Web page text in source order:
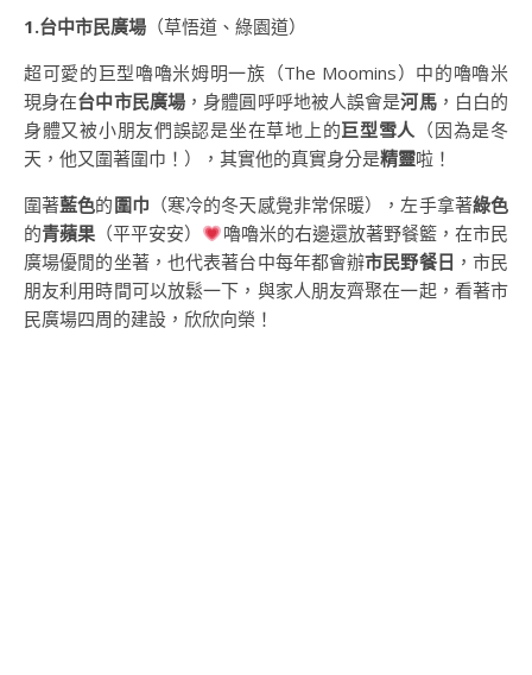
1.台中市民廣場 （草悟道、綠園道）
超可愛的巨型嚕嚕米姆明一族（The Moomins）中的嚕嚕米
現身在台中市民廣場 ，身體圓呼呼地被人誤會是河馬，白白的
身體又被小朋友們誤認是坐在草地上的巨型雪人 （因為是冬
天，他又圍著圍巾！），其實他的真實身分是精靈啦！
圍著藍色的圍巾 （寒冷的冬天感覺非常保暖），左手拿著綠色
的青蘋果 （平平安安）
嚕嚕米的右邊還放著野餐籃，在市民
廣場優閒的坐著，也代表著台中每年都會辦市民野餐日 ，市民
朋友利用時間可以放鬆一下，與家人朋友齊聚在一起，看著市
民廣場四周的建設，欣欣向榮！